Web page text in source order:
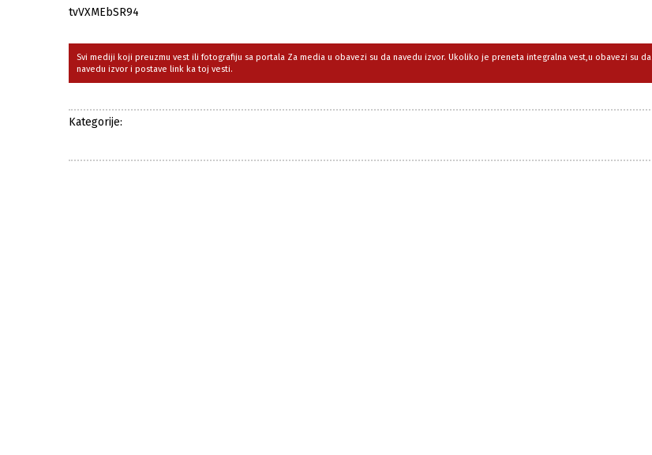
tvVXMEbSR94
Svi mediji koji preuzmu vest ili fotografiju sa portala Za media u obavezi su da navedu izvor. Ukoliko je preneta integralna vest,u obavezi su da
navedu izvor i postave link ka toj vesti.
Kategorije: